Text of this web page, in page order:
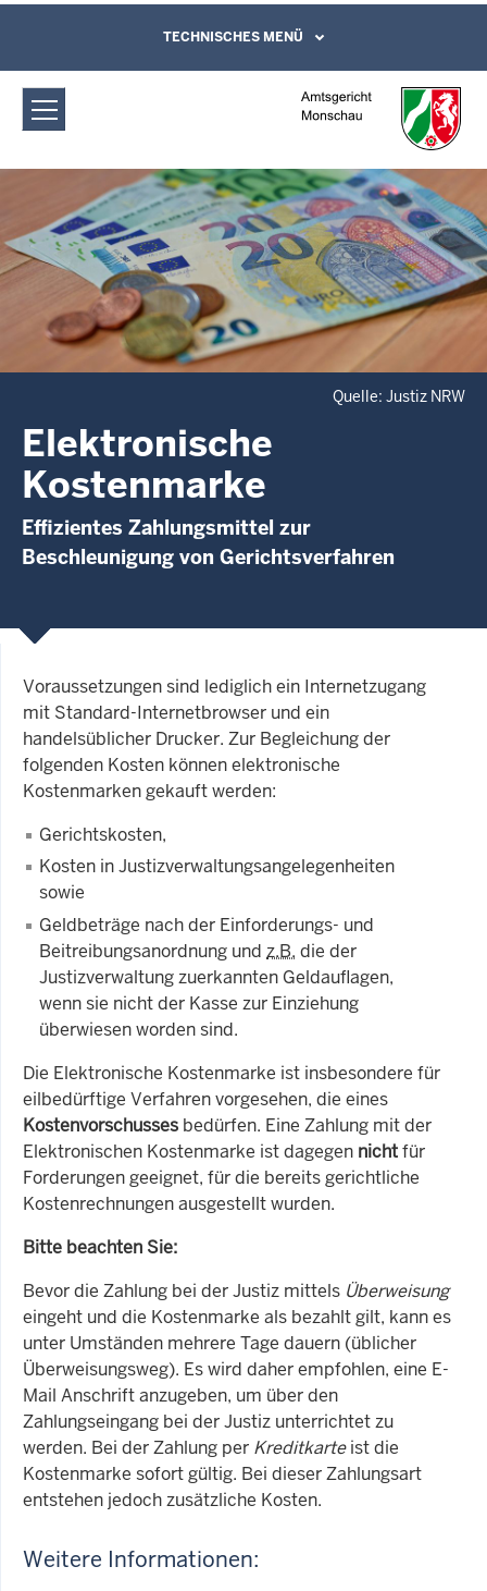
Amtsgericht Monschau: Elektronische
Kostenmarke
Direkt zum Inhalt
Leichte Sprache, Gebärdensprachenvideo
und Kontaktformular
TECHNISCHES MENÜ
Quelle: Justiz NRW
Elektronische
Kostenmarke
Effizientes Zahlungsmittel zur
Beschleunigung von Gerichtsverfahren
Voraussetzungen sind lediglich ein Internetzugang
mit Standard-Internetbrowser und ein
handelsüblicher Drucker. Zur Begleichung der
folgenden Kosten können elektronische
Kostenmarken gekauft werden:
Gerichtskosten,
Kosten in Justizverwaltungsangelegenheiten
sowie
Geldbeträge nach der Einforderungs- und
Beitreibungsanordnung und z.B. die der
Justizverwaltung zuerkannten Geldauflagen,
wenn sie nicht der Kasse zur Einziehung
überwiesen worden sind.
Die Elektronische Kostenmarke ist insbesondere für
eilbedürftige Verfahren vorgesehen, die eines
Kostenvorschusses bedürfen. Eine Zahlung mit der
Elektronischen Kostenmarke ist dagegen nichtfür
Forderungen geeignet, für die bereits gerichtliche
Kostenrechnungen ausgestellt wurden.
Bitte beachten Sie:
Bevor die Zahlung bei der Justiz mittels Überweisung
eingeht und die Kostenmarke als bezahlt gilt, kann es
unter Umständen mehrere Tage dauern (üblicher
Überweisungsweg). Es wird daher empfohlen, eine E-
Mail Anschrift anzugeben, um über den
Zahlungseingang bei der Justiz unterrichtet zu
werden. Bei der Zahlung per Kreditkarteist die
Kostenmarke sofort gültig. Bei dieser Zahlungsart
entstehen jedoch zusätzliche Kosten.
Weitere Informationen: